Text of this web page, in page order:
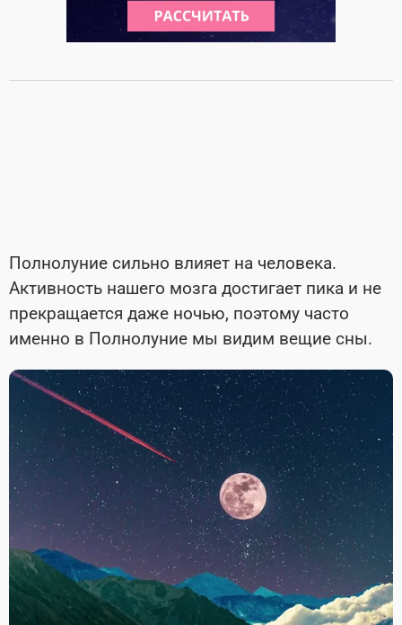
Полнолуние сильно влияет на человека.
Активность нашего мозга достигает пика и не
прекращается даже ночью, поэтому часто
именно в Полнолуние мы видим вещие сны.